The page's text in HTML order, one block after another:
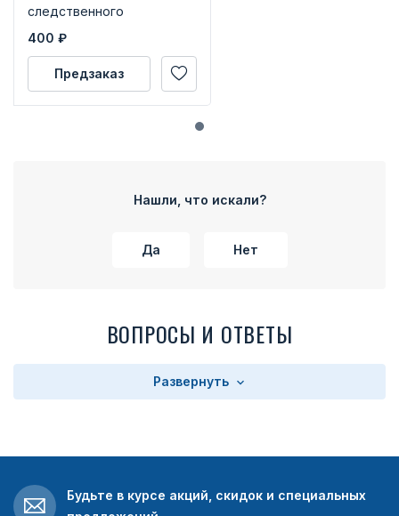
следственного
факультета ВУ МО»
400 ₽
Предзаказ
Нашли, что искали?
Да Нет
ВОПРОСЫ И ОТВЕТЫ
Развернуть
Будьте в курсе акций, скидок и специальных